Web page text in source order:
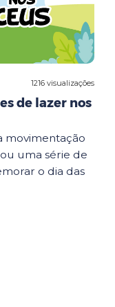
1216 visualizações
de lazer nos
movimentação
uma série de
o dia das